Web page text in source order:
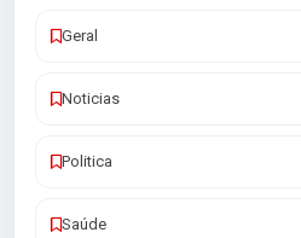
Geral
Noticias
Politica
Saúde